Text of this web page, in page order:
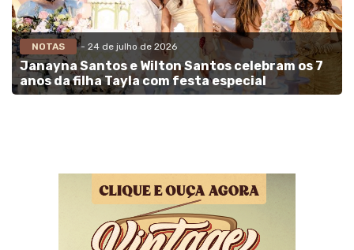
NOTAS - 24 de julho de 2026
Janayna Santos e Wilton Santos celebram os 7
anos da filha Tayla com festa especial